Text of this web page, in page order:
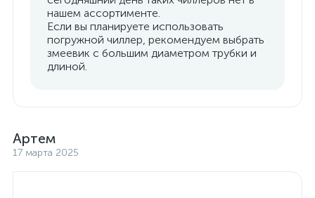
нашем ассортименте.
Если вы планируете использовать
погружной чиллер, рекомендуем выбрать
змеевик с большим диаметром трубки и
длиной.
Артем
17 марта 2025